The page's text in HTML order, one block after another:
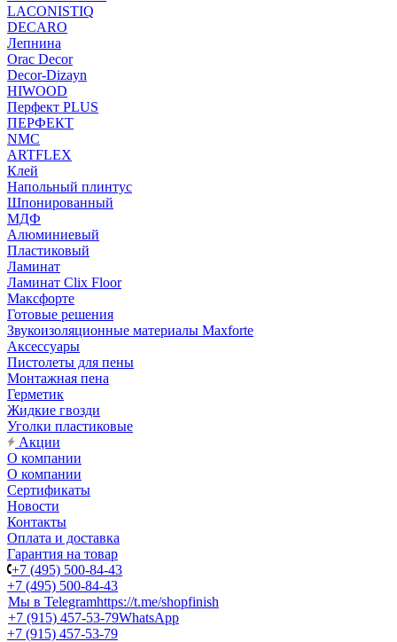
LACONISTIQ
DECARO
Лепнина
Orac Decor
Decor-Dizayn
HIWOOD
Перфект PLUS
ПЕРФЕКТ
NMC
ARTFLEX
Клей
Напольный плинтус
Шпонированный
МДФ
Алюминиевый
Пластиковый
Ламинат
Ламинат Clix Floor
Максфорте
Готовые решения
Звукоизоляционные материалы Maxforte
Аксессуары
Пистолеты для пены
Монтажная пена
Герметик
Жидкие гвозди
Уголки пластиковые
Акции
О компании
О компании
Сертификаты
Новости
Контакты
Оплата и доставка
Гарантия на товар
+7 (495) 500-84-43
+7 (495) 500-84-43
Мы в Telegramhttps://t.me/shopfinish
+7 (915) 457-53-79WhatsApp
+7 (915) 457-53-79